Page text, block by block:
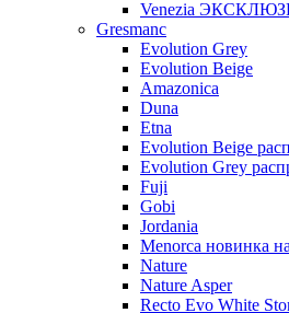
Venezia
Gresmanc
Evolution Grey
Evolution Beige
Amazonica
Duna
Etna
Evolution Beige
Evolution Grey
Fuji
Gobi
Jordania
Menorca новинка
Nature
Nature Asper
Recto Evo White